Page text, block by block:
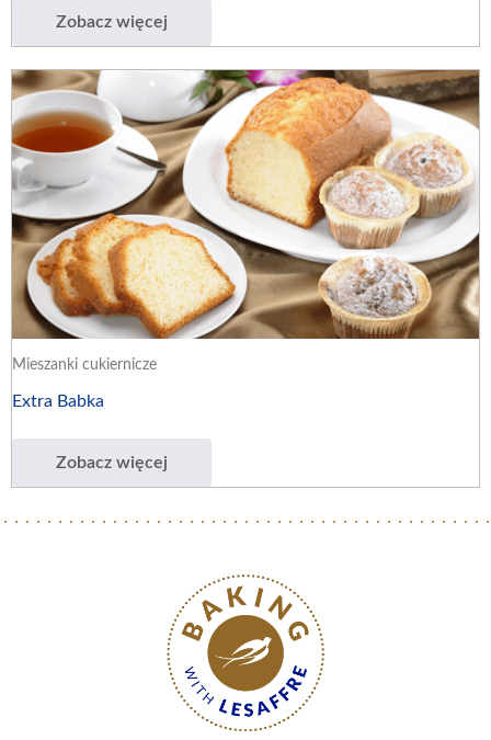
Zobacz więcej
Mieszanki cukiernicze
Extra Babka
Zobacz więcej